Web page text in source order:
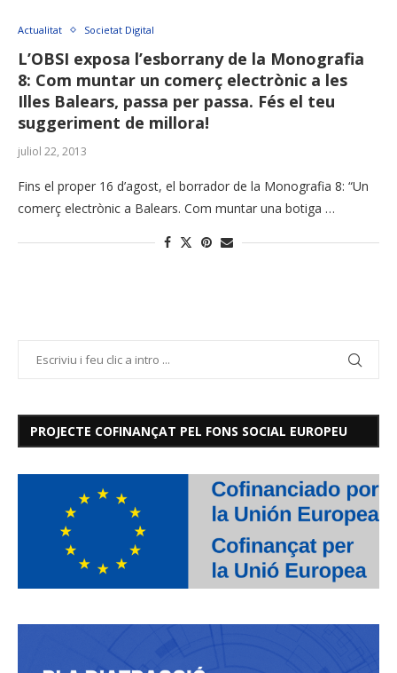
Actualitat Societat Digital
L’OBSI exposa l’esborrany de la Monografia
8: Com muntar un comerç electrònic a les
Illes Balears, passa per passa. Fés el teu
suggeriment de millora!
juliol 22, 2013
Fins el proper 16 d’agost, el borrador de la Monografia 8: “Un
comerç electrònic a Balears. Com muntar una botiga …
PROJECTE COFINANÇAT PEL FONS SOCIAL EUROPEU